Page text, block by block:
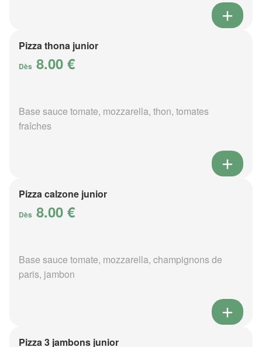
Pizza thona junior
Dès 8.00 €
Base sauce tomate, mozzarella, thon, tomates
fraîches
Pizza calzone junior
Dès 8.00 €
Base sauce tomate, mozzarella, champignons de
paris, jambon
Pizza 3 jambons junior